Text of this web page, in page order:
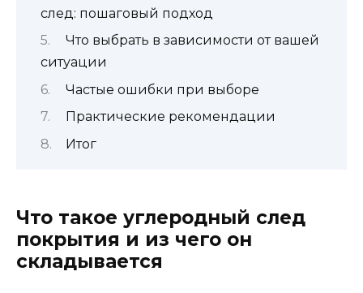
след: пошаговый подход
Что выбрать в зависимости от вашей
ситуации
Частые ошибки при выборе
Практические рекомендации
Итог
Что такое углеродный след
покрытия и из чего он
складывается